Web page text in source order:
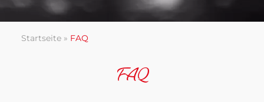
Startseite» FAQ
FAQ